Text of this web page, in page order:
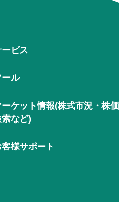
ービス
ール
ーケット情報(株式市況・株価
索など)
客様サポート